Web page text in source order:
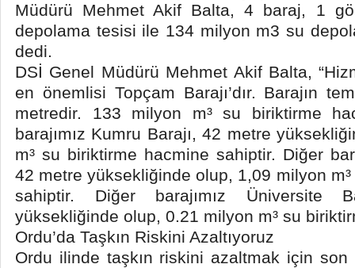
Müdürü Mehmet Akif Balta, 4 baraj, 1
depolama tesisi ile 134 milyon m3 su
dedi.
DSİ Genel Müdürü Mehmet Akif Balta,
en önemlisi Topçam Barajı’dır. Barajın
metredir. 133 milyon m³ su biriktirme
barajımız Kumru Barajı, 42 metre
m³ su biriktirme hacmine sahiptir. Diğer
42 metre yüksekliğinde olup, 1,09 milyon
sahiptir. Diğer barajımız Üniversite
yüksekliğinde olup, 0.21 milyon m³ su
Ordu’da Taşkın Riskini Azaltıyoruz
Ordu ilinde taşkın riskini azaltmak için son